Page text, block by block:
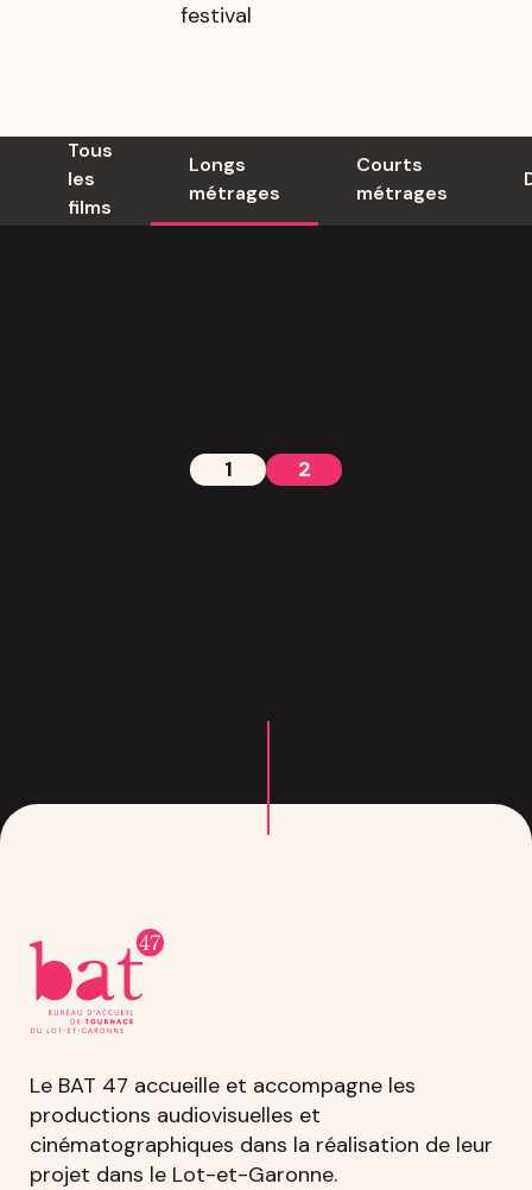
festival
Tous
les
films
Longs
métrages
Courts
métrages
1 2
Le BAT 47 accueille et accompagne les
productions audiovisuelles et
cinématographiques dans la réalisation de leur
projet dans le Lot-et-Garonne.